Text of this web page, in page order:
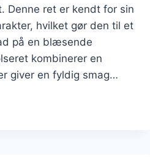
Denne ret er kendt for sin
hvilket gør den til et
på en blæsende
kombinerer en
giver en fyldig smag…